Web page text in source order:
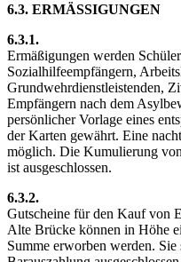
6.3. ERMÄSSIGUNGEN
6.3.1.
Ermäßigungen werden
Sozialhilfeempfängern,
Grundwehrdienstleistenden,
Empfängern nach dem
persönlicher Vorlage eines
der Karten gewährt. Eine
möglich. Die Kumulierung
ist ausgeschlossen.
6.3.2.
Gutscheine für den Kauf von
Alte Brücke können in Höhe
Summe erworben werden.